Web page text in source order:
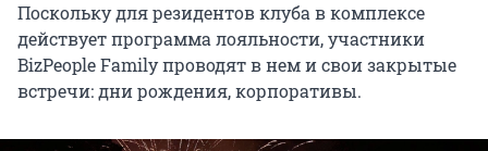
Поскольку для резидентов клуба в комплексе
действует программа лояльности, участники
BizPeople Family проводят в нем и свои закрытые
встречи: дни рождения, корпоративы.